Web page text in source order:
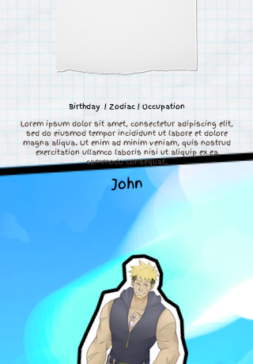
Birthday | Zodiac | Occupation
Lorem ipsum dolor sit amet, consectetur adipiscing elit,
sed do eiusmod tempor incididunt ut labore et dolore
magna aliqua. Ut enim ad minim veniam, quis nostrud
exercitation ullamco laboris nisi ut aliquip ex ea
commodo consequat.
John